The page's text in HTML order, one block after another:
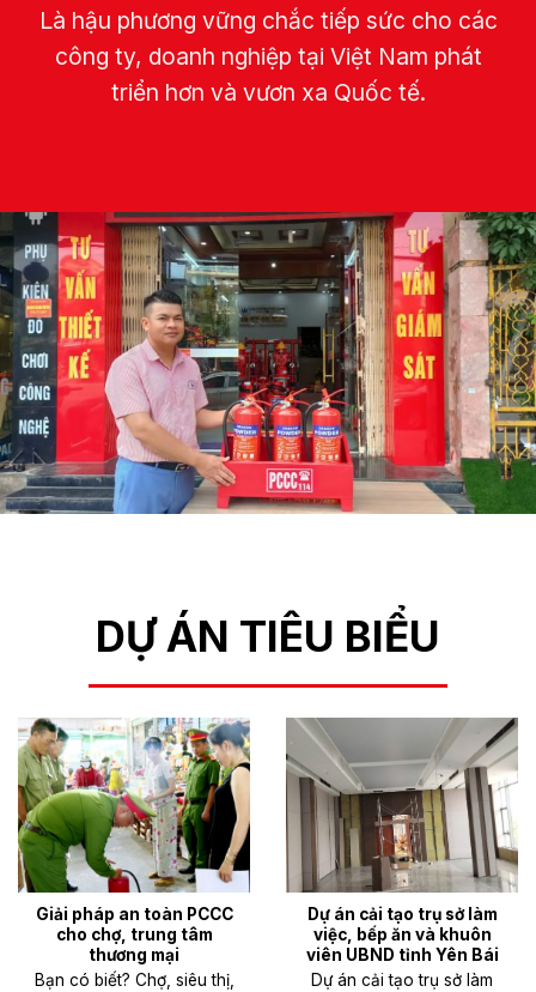
Là hậu phương vững chắc tiếp sức cho các
công ty, doanh nghiệp tại Việt Nam phát
triển hơn và vươn xa Quốc tế.
DỰ ÁN TIÊU BIỂU
Giải pháp an toàn PCCC
cho chợ, trung tâm
thương mại
Bạn có biết? Chợ, siêu thị,
Dự án cải tạo trụ sở làm
việc, bếp ăn và khuôn
viên UBND tỉnh Yên Bái
Dự án cải tạo trụ sở làm